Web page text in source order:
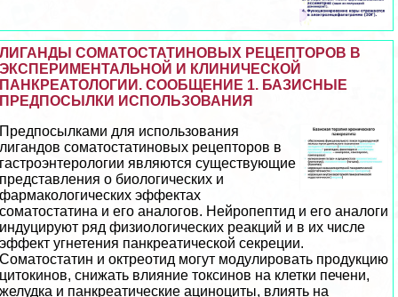
ЛИГАНДЫ СОМАТОСТАТИНОВЫХ РЕЦЕПТОРОВ В
ЭКСПЕРИМЕНТАЛЬНОЙ И КЛИНИЧЕСКОЙ
ПАНКРЕАТОЛОГИИ. СООБЩЕНИЕ 1. БАЗИСНЫЕ
ПРЕДПОСЫЛКИ ИСПОЛЬЗОВАНИЯ
Предпосылками для использования
лигандов соматостатиновых рецепторов в
гастроэнтерологии являются существующие
представления о биологических и
фармакологических эффектах
соматостатина и его аналогов. Нейропептид и его аналоги
индуцируют ряд физиологических реакций и в их числе
эффект угнетения панкреатической секреции.
Соматостатин и октреотид могут модулировать продукцию
цитокинов, снижать влияние токсинов на клетки печени,
желудка и панкреатические ациноциты, влиять на